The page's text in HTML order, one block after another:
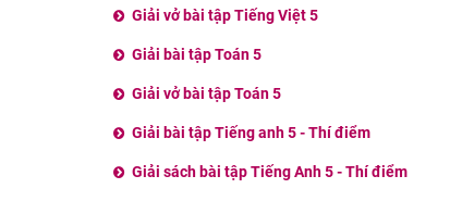
Giải vở bài tập Tiếng Việt 5
Giải bài tập Toán 5
Giải vở bài tập Toán 5
Giải bài tập Tiếng anh 5 - Thí điểm
Giải sách bài tập Tiếng Anh 5 - Thí điểm